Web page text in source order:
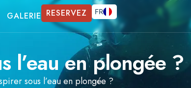
GALERIE RESERVEZ FR
l’eau en plongée ?
sous l’eau en plongée ?